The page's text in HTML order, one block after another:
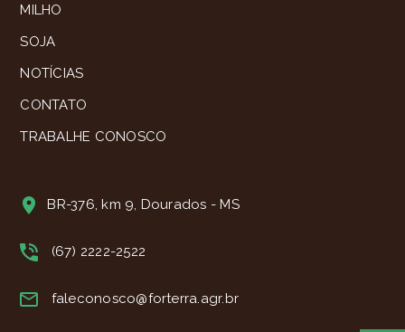
MILHO
SOJA
NOTÍCIAS
CONTATO
TRABALHE CONOSCO
BR-376, km 9, Dourados - MS
(67) 2222-2522
faleconosco@forterra.agr.br